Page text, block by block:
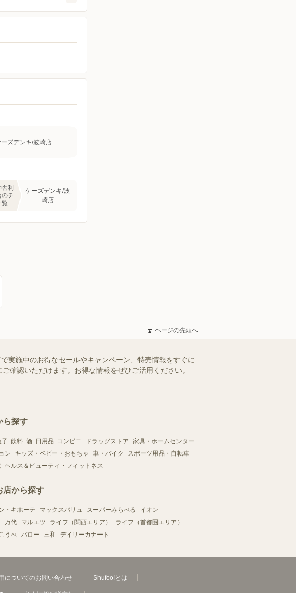
ズデンキ/波崎店
利
チ
覧
ケーズデンキ/波
崎店
ページの先頭へ
実施中のお得なセールやキャンペーン、特売情報をすぐに
確認いただけます。お得な情報をぜひご活用ください。
ら探す
･飲料･酒･日用品･コンビニ ドラッグストア
家具・ホームセンター
ン キッズ・ベビー・おもちゃ 車・バイク
スポーツ用品・自転車
ヘルス＆ビューティ・フィットネス
店から探す
・キホーテ マックスバリュ スーパーみらべる
イオン
万代 マルエツ ライフ（関西エリア）
ライフ（首都圏エリア）
うべ バロー 三和 デイリーカナート
についてのお問い合わせ Shufoo!とは